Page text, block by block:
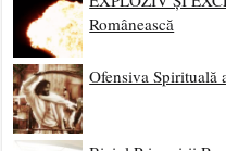
Românească
Ofensiva Spirituală